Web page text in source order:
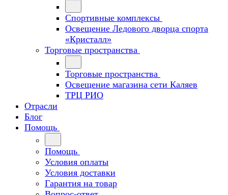
Спортивные комплексы
Освещение Ледового дворца спорта
«Кристалл»
Торговые пространства
Торговые пространства
Освещение магазина сети Каляев
ТРЦ РИО
Отрасли
Блог
Помощь
Помощь
Условия оплаты
Условия доставки
Гарантия на товар